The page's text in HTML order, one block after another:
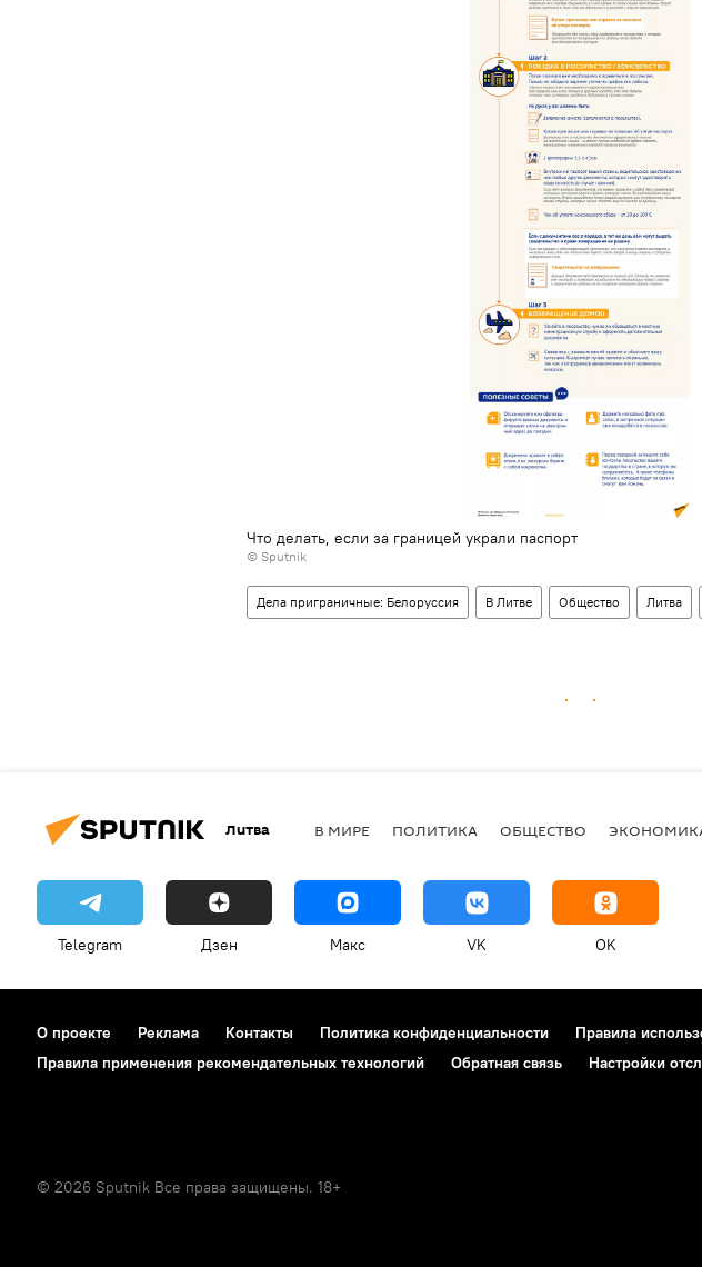
Что делать, если за границей украли паспорт
© Sputnik
Дела приграничные: Белоруссия В Литве Общество Литва
Литва В МИРЕ ПОЛИТИКА ОБЩЕСТВО
Telegram Дзен Макс VK OK
О проекте Реклама Контакты Политика конфиденциальности Правила
Правила применения рекомендательных технологий
Обратная связь Настройки
© 2026 Sputnik Все права защищены. 18+